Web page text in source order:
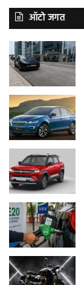
ऑटो जगत